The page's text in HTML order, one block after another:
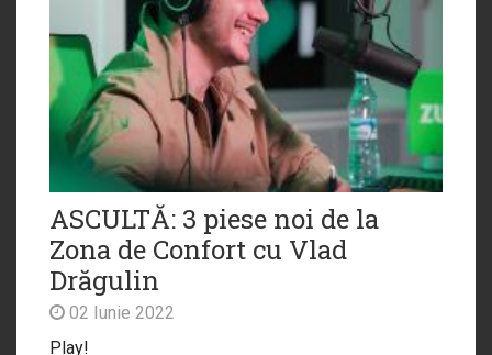
ASCULTĂ: 3 piese noi de la
Zona de Confort cu Vlad
Drăgulin
02 Iunie 2022
Play!